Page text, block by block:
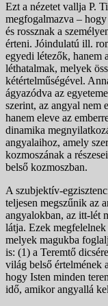
Ezt a nézetet vallja P.
megfogalmazva –
és rossznak a
érteni. Jóindulatú ill.
egyedi létezők, hanem
léthatalmak, melyek
kétértelműségével.
ágyazódva az
szerint, az angyal nem
hanem eleve az
dinamika
angyalaihoz, amely
kozmoszának a
belső kozmoszban.
A szubjektív-
teljesen megszűnik az
angyalokban, az itt-lét
látja. Ezek
melyek magukba
is: (1) a Teremtő
világ belső értelmének
hogy Isten minden
idő, amikor angyallá